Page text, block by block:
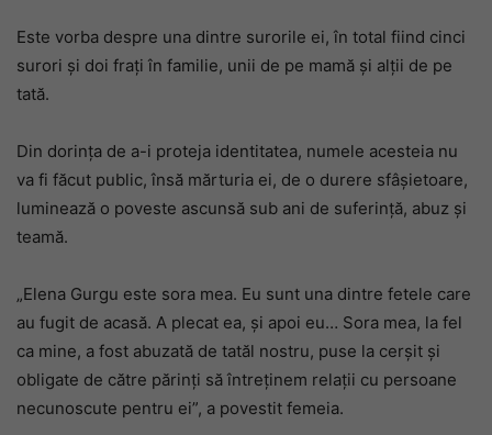
Este vorba despre una dintre surorile ei, în total fiind cinci
surori și doi frați în familie, unii de pe mamă și alții de pe
tată.
Din dorința de a-i proteja identitatea, numele acesteia nu
va fi făcut public, însă mărturia ei, de o durere sfâșietoare,
luminează o poveste ascunsă sub ani de suferință, abuz și
teamă.
„Elena Gurgu este sora mea. Eu sunt una dintre fetele care
au fugit de acasă. A plecat ea, și apoi eu… Sora mea, la fel
ca mine, a fost abuzată de tatăl nostru, puse la cerșit și
obligate de către părinți să întreținem relații cu persoane
necunoscute pentru ei”, a povestit femeia.